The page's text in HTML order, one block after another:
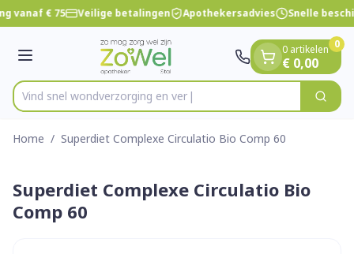
Ga naar de inhoud
1 van 1
vanaf € 75 Veilige betalingen Apothekersadvies Snelle
Menu
Product, merk, categorie...
Vind snel wondverzorgin Zoek
0 artikelen
€ 0,00
0
Home / Superdiet Complexe Circulatio Bio Comp 60
Superdiet Complexe Circulatio Bio
Comp 60